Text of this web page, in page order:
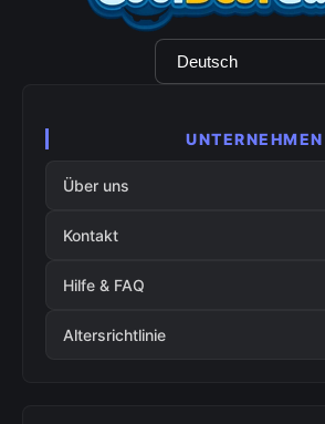
Sprachauswahl
UNTERNEHMEN
Über uns
Kontakt
Hilfe & FAQ
Altersrichtlinie